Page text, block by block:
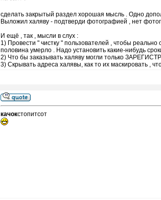
сделать закрытый раздел хорошая мысль . Одно
Выложил халяву - подтверди фотографией , нет
И ещё , так , мысли в слух :
1) Провести " чистку " пользователей , чтобы
половина умерло . Надо установить какие-нибудь
2) Что бы заказывать халяву могли только
3) Скрывать адреса халявы, как то их маскировать ,
качокстопитсот